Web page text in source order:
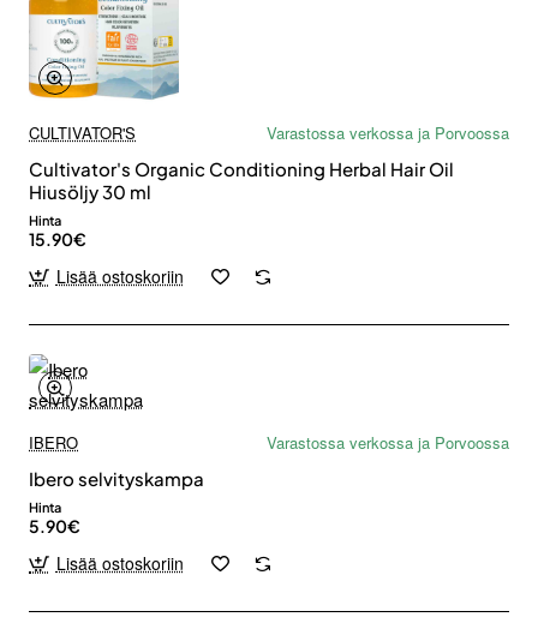
CULTIVATOR'S
Varastossa verkossa ja Porvoossa
Cultivator's Organic Conditioning Herbal Hair Oil
Hiusöljy 30 ml
Hinta
15.90€
Lisää ostoskoriin
IBERO
Varastossa verkossa ja Porvoossa
Ibero selvityskampa
Hinta
5.90€
Lisää ostoskoriin